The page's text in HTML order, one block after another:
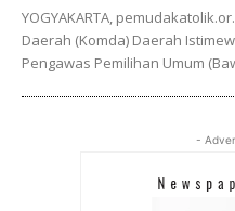
YOGYAKARTA,
Daerah (Komda) Daerah
Pengawas Pemilihan Umum
-